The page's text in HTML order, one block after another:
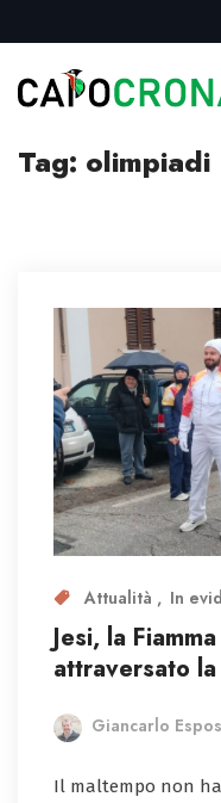
Tag: olimpiadi
Attualità In
Jesi, la
attraversato
Giancarlo
Il maltempo non